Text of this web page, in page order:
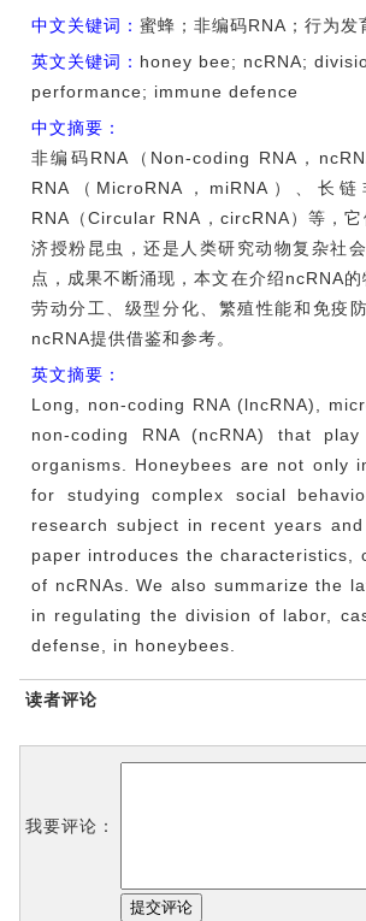
中文关键词： 蜜蜂；非编码RNA；行为发
英文关键词： honey bee; ncRNA;
performance; immune defence
中文摘要：
非编码RNA（Non-coding RNA，
RNA（MicroRNA，miRNA）、长
RNA（Circular RNA，circRNA）等，
济授粉昆虫，还是人类研究动物复杂社
点，成果不断涌现，本文在介绍ncRNA
劳动分工、级型分化、繁殖性能和免疫
ncRNA提供借鉴和参考。
英文摘要：
Long, non-coding RNA (lncRNA),
non-coding RNA (ncRNA) that
organisms. Honeybees are not only
for studying complex social
research subject in recent years
paper introduces the
of ncRNAs. We also summarize the
in regulating the division of labor,
defense, in honeybees.
读者评论
我要评论：